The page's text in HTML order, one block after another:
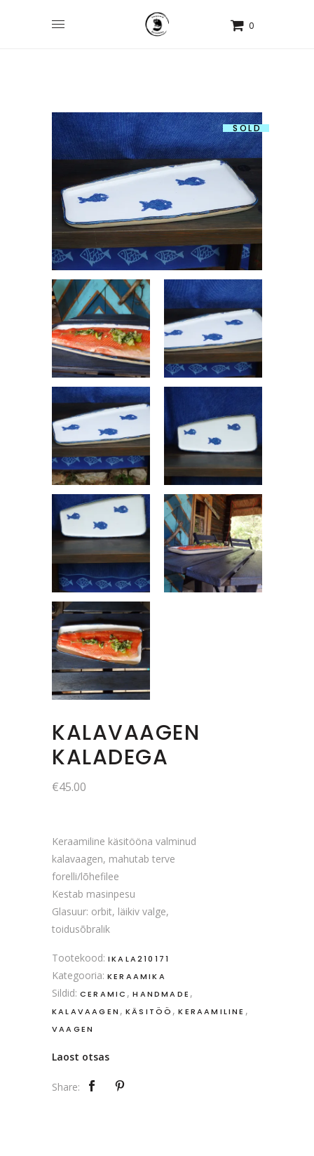
0
SOLD
KALAVAAGEN
KALADEGA
€45.00
Keraamiline käsitööna valminud
kalavaagen, mahutab terve
forelli/lõhefilee
Kestab masinpesu
Glasuur: orbit, läikiv valge,
toidusõbralik
Tootekood: IKALA210171
Kategooria: KERAAMIKA
Sildid: CERAMIC ,HANDMADE ,
KALAVAAGEN , KÄSITÖÖ ,KERAAMILINE ,
VAAGEN
Laost otsas
Share: